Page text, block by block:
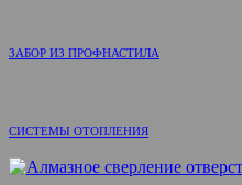
ЗАБОР ИЗ ПРОФНАСТИЛА
СИСТЕМЫ ОТОПЛЕНИЯ